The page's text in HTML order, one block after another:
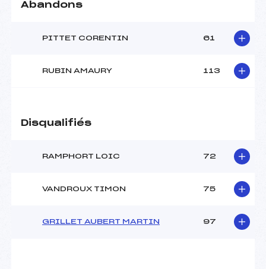
Abandons
PITTET CORENTIN 61
RUBIN AMAURY 113
Disqualifiés
RAMPHORT LOIC 72
VANDROUX TIMON 75
GRILLET AUBERT MARTIN 97